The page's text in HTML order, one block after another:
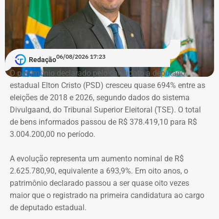
Schiller Thompson-Flores. Em setembro do ano seguinte,
a Justiça do Rio o condenou a três anos de prisão em
regime semiaberto.
Em conversa com o TEMPO REAL RJ, Cristiane analisa o
que ainda falta às mulheres na hora de denunciar os
companheiros por violência doméstica.
“Creio que duas coisas ainda impedem as mulheres de
seguirem adiante nesta batalha. A vergonha e o medo.
Porque é necessário ter mais do que coragem para seguir
adiante no enfrentamento à violência doméstica. Pois
primeiro é o temor de continuar viva e estar ao lado do
agressor. E o outro é o que vai acontecer com ela depois
que a denúncia for feita. Afinal, há o receio que alguma
brecha legal permita que o agressor, de alguma forma,
fique impune”, comenta.
Redação06/08/2026 17:23
O patrimônio declarado pelo candidato a deputado
estadual Elton Cristo (PSD) cresceu quase 694% entre as
eleições de 2018 e 2026, segundo dados do sistema
Divulgaand, do Tribunal Superior Eleitoral (TSE). O total
de bens informados passou de R$ 378.419,10 para R$
3.004.200,00 no período.
A evolução representa um aumento nominal de R$
2.625.780,90, equivalente a 693,9%. Em oito anos, o
patrimônio declarado passou a ser quase oito vezes
maior que o registrado na primeira candidatura ao cargo
de deputado estadual.